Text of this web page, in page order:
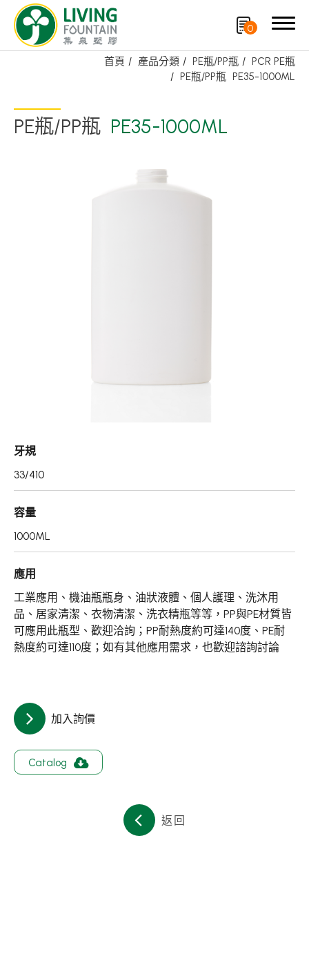
0
首頁 產品分類 PE瓶/PP瓶
PCR PE瓶
PE瓶/PP瓶 PE35-1000ML
PE瓶/PP瓶 PE35-1000ML
牙規
33/410
容量
1000ML
應用
工業應用、機油瓶瓶身、油狀液體、個人護理、洗沐用
品、居家清潔、衣物清潔、洗衣精瓶等等，PP與PE材質皆
可應用此瓶型、歡迎洽詢；PP耐熱度約可達140度、PE耐
熱度約可達110度；如有其他應用需求，也歡迎諮詢討論
加入詢價
Catalog
返回
搜尋
產品分類
再生塑膠產品
應用領域
新聞中心
關於集泉
聯絡我們
繁體中文